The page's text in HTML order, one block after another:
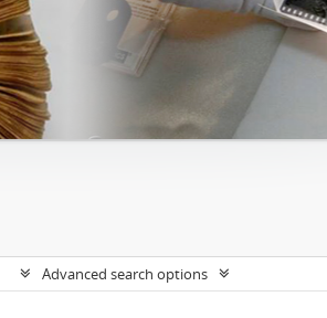
Advanced search options